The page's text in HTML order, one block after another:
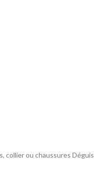
collier ou chaussures